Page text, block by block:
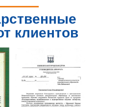
клиентов